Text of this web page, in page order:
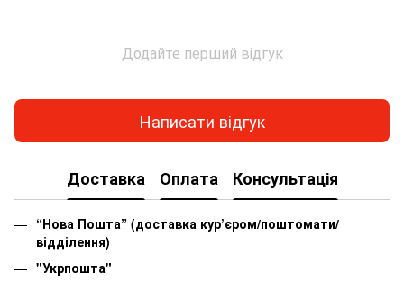
Додайте перший відгук
Написати відгук
Доставка Оплата Консультація
“Нова Пошта” (доставка кур’єром/поштомати/
відділення)
"Укрпошта"